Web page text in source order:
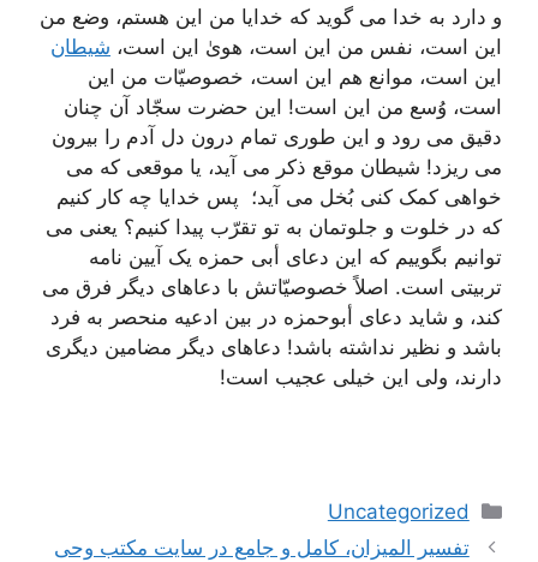
و دارد به خدا می گوید که خدایا من این هستم، وضع من
این است، نفس من این است، هویٰ این است، شیطان
این است، موانع هم این است، خصوصیّات من این
است، وُسع من این است! این حضرت سجّاد آن چنان
دقیق می رود و این طوری تمام درون دل آدم را بیرون
می ریزد! شیطان موقع ذکر می آید، یا موقعی که می
خواهی کمک کنی بُخل می آید؛ پس خدایا چه کار کنیم
که در خلوت و جلوتمان به تو تقرّب پیدا کنیم؟ یعنی می
توانیم بگوییم که این دعای أبی حمزه یک آیین نامه
تربیتی است. اصلاً خصوصیّاتش با دعاهای دیگر فرق می
کند، و شاید دعای أبوحمزه در بین ادعیه منحصر به فرد
باشد و نظیر نداشته باشد! دعاهای دیگر مضامین دیگری
دارند، ولی این خیلی عجیب است!
دسته‌ها
Uncategorized
ناوبریتفسیر المیزان، کامل و جامع در سایت مکتب وحی